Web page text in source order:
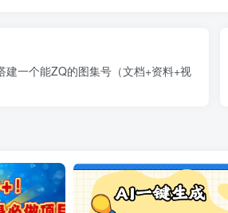
建一个能ZQ的图集号（文档+资料+视